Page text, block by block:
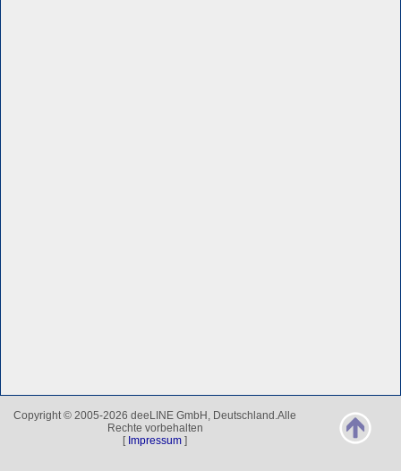
Copyright © 2005-2026 deeLINE GmbH, Deutschland.Alle
Rechte vorbehalten
[ Impressum ]